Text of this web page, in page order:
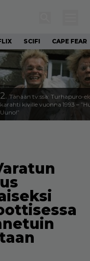
SCIFI CAPE FEAR
2. Tänään tv:ssä: Turhapuro-
karahti kiville vuonna 1993 –
Uuno!”